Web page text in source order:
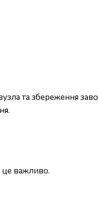
та збереження
це важливо.